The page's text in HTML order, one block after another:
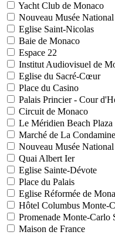
Yacht Club de Monaco
Nouveau Musée
Eglise Saint-Nicolas
Baie de Monaco
Espace 22
Institut Audiovisuel de
Eglise du Sacré-Cœur
Place du Casino
Palais Princier - Cour
Circuit de Monaco
Le Méridien Beach Plaza
Marché de La Condamine
Nouveau Musée
Quai Albert Ier
Eglise Sainte-Dévote
Place du Palais
Eglise Réformée de
Hôtel Columbus Monte-
Promenade Monte-
Maison de France